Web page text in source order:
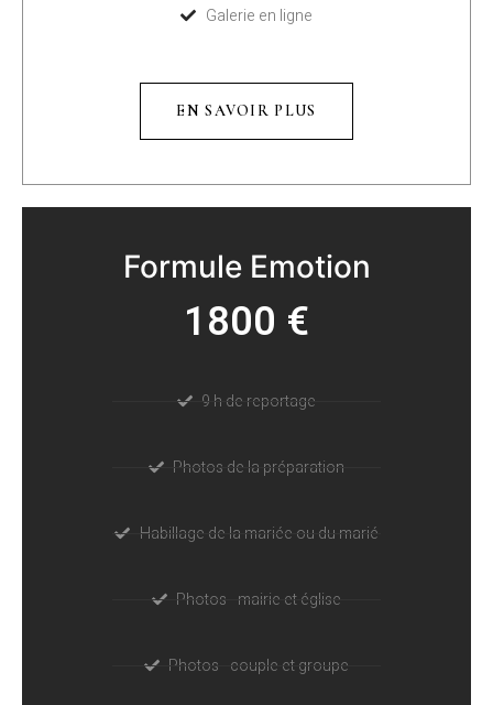
Galerie en ligne
EN SAVOIR PLUS
Formule Emotion
1800 €
9 h de reportage
Photos de la préparation
Habillage de la mariée ou du marié
Photos - mairie et église
Photos - couple et groupe